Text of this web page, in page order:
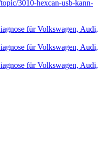
3010-hexcan-usb-kann-